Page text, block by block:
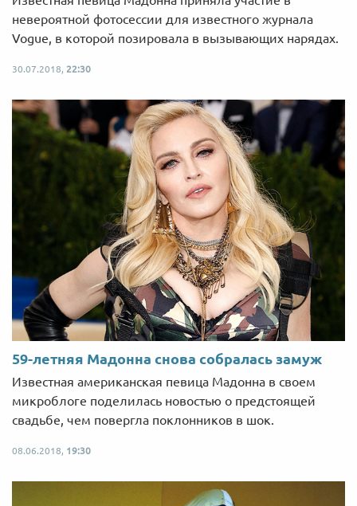
невероятной фотосессии для известного журнала
Vogue, в которой позировала в вызывающих нарядах.
30.07.2018, 22:30
59-летняя Мадонна снова собралась замуж
Известная американская певица Мадонна в своем
микроблоге поделилась новостью о предстоящей
свадьбе, чем повергла поклонников в шок.
08.06.2018, 19:30